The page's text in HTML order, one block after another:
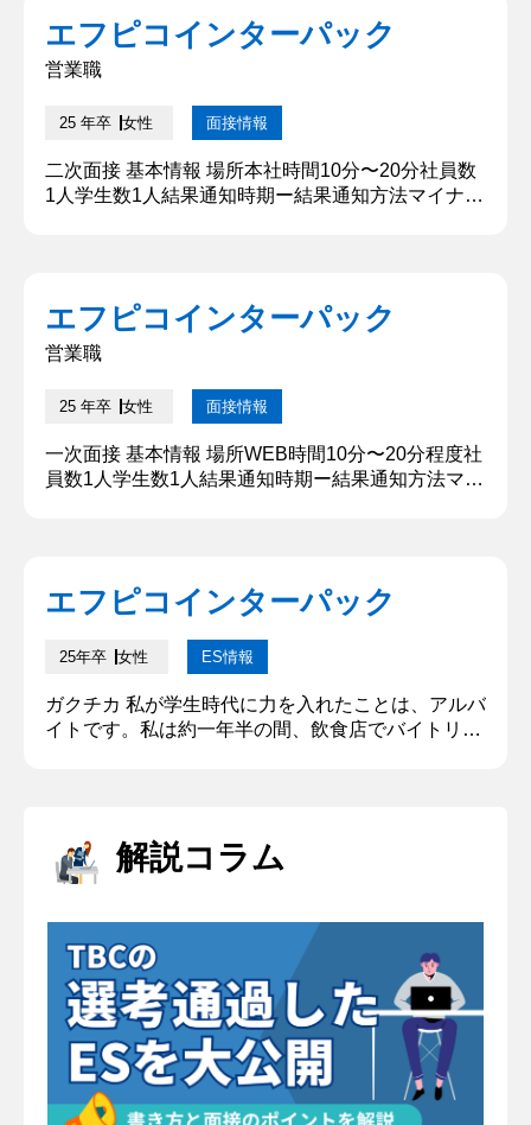
うな小さい製品でも色々な工夫が施されてあり、ま
た環境にも配慮されている製品もあります。それを
扱えるような企業に就職...
エフピコインターパック
営業職
25 年卒 女性 面接情報
二次面接 基本情報 場所本社時間10分〜20分社員数
1人学生数1人結果通知時期ー結果通知方法マイナビ
か。 【深堀質問回答】 とても人事の方の雰囲気が
よく、御社のお話を色々聞いていくうちに、魅力を
感じてエントリー...
エフピコインターパック
営業職
25 年卒 女性 面接情報
一次面接 基本情報 場所WEB時間10分〜20分程度社
員数1人学生数1人結果通知時期ー結果通知方法マイ
客様の接客や、食べ物の調理、仕込み、食材の発注
として積極的に行動...
エフピコインターパック
25年卒 女性 ES情報
ガクチカ 私が学生時代に力を入れたことは、アルバ
イトです。私は約一年半の間、飲食店でバイトリー
の指導ではどのようにしたら働きやすい環境づくり
ができるかなどを考え、自らコミュニケーションを
解説コラム